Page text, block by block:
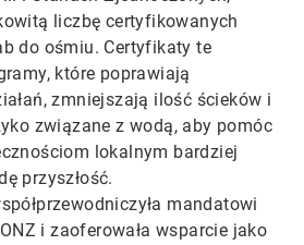
liczbę certyfikowanych
do ośmiu. Certyfikaty te
które poprawiają
zmniejszają ilość ścieków i
związane z wodą, aby pomóc
lokalnym bardziej
przyszłość.
mandatowi
i zaoferowała wsparcie jako